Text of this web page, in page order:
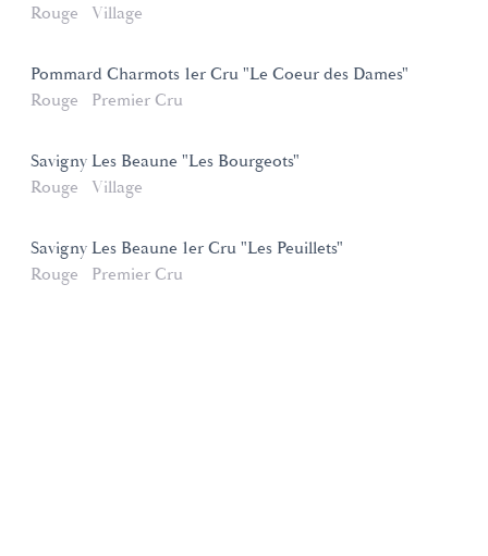
Rouge
Village
Pommard Charmots 1er Cru "Le Coeur des Dames"
Rouge
Premier Cru
Savigny Les Beaune "Les Bourgeots"
Rouge
Village
Savigny Les Beaune 1er Cru "Les Peuillets"
Rouge
Premier Cru